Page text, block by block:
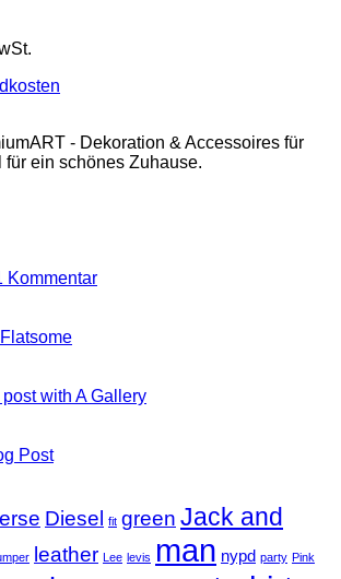
- Dekoration & Accessoires für
ein schönes Zuhause.
Kommentarzu
Keine
Welcome
with A GalleryKeine
with
A
Gallery
PostKeine
A
Simple
Blog
Diesel fit green Jack and
leather Lee levis man nypd party Pink